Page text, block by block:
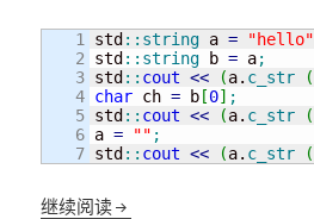
1
2
3
4
5
6
std :: string a = "hello"
std :: string b = a;
std :: cout << (a. c_str (
char ch = b [0] ;
std :: cout << (a. c_str (
a = "" ;
std :: cout << (a. c_str (
继续阅读几道不太简单的C艹面试题